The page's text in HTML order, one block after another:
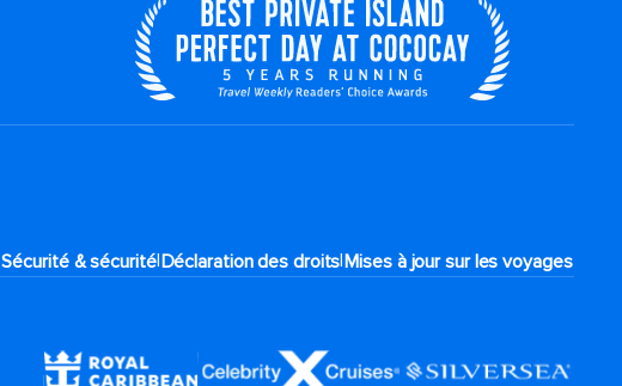
Sécurité & sécurité|Déclaration des droits|Mises à jour sur les voyages